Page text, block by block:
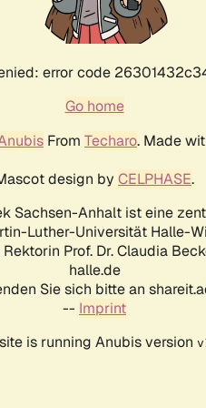
error code
Go home
From Techaro. Made
design by CELPHASE.
Sachsen-Anhalt ist eine
Luther-Universität Halle-
Prof. Dr. Claudia
halle.de
Sie sich bitte an
-- Imprint
is running Anubis version